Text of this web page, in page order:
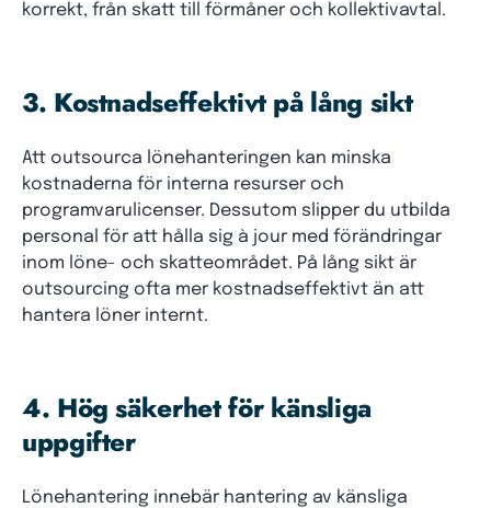
korrekt, från skatt till förmåner och kollektivavtal.
3. Kostnadseffektivt på lång sikt
Att outsourca lönehanteringen kan minska
kostnaderna för interna resurser och
programvarulicenser. Dessutom slipper du utbilda
personal för att hålla sig à jour med förändringar
inom löne- och skatteområdet. På lång sikt är
outsourcing ofta mer kostnadseffektivt än att
hantera löner internt.
4. Hög säkerhet för känsliga
uppgifter
Lönehantering innebär hantering av känsliga